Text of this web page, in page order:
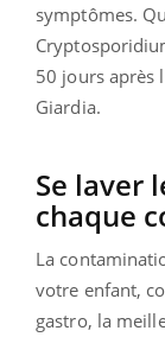
symptômes.
50 jours après
Giardia.
Se laver
chaque
La
votre enfant,
gastro, la